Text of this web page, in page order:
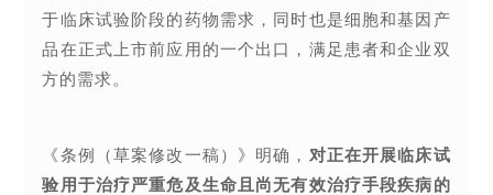
于临床试验阶段的药物需求，同时也是细胞和基因产
品在正式上市前应用的一个出口，满足患者和企业双
方的需求。
《条例（草案修改一稿）》明确， 对正在开展临床试
验用于治疗严重危及生命且尚无有效治疗手段疾病的